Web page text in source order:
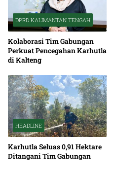
DPRD KALIMANTAN TENGAH
Kolaborasi Tim Gabungan
Perkuat Pencegahan Karhutla
di Kalteng
HEADLINE
Karhutla Seluas 0,91 Hektare
Ditangani Tim Gabungan